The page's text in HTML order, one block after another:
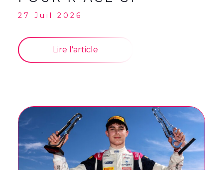
27 Juil 2026
Lire l'article